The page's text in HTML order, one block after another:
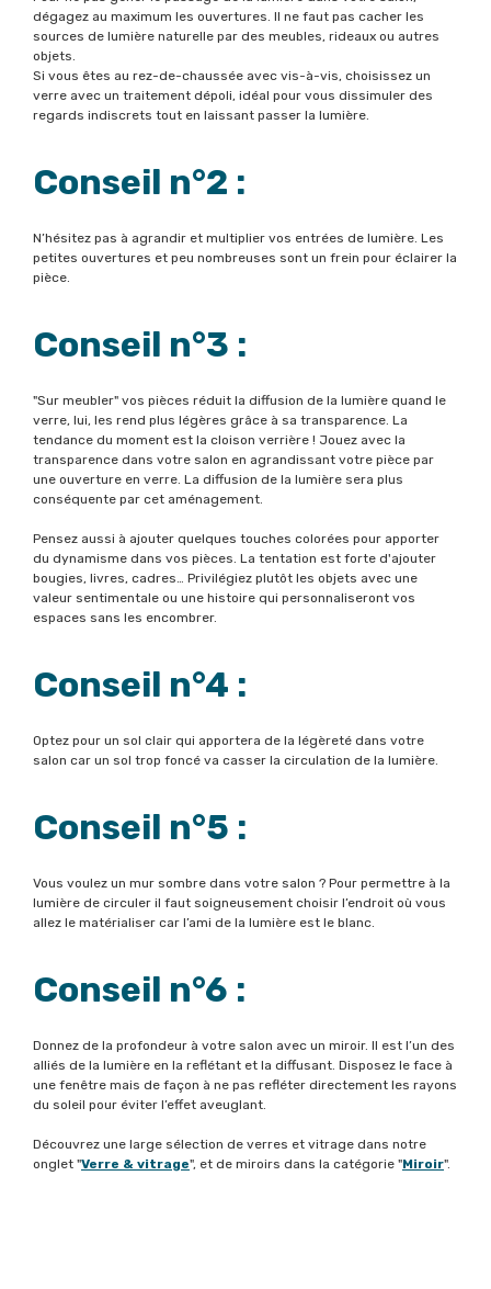
dégagez au maximum les ouvertures. Il ne faut pas cacher les
sources de lumière naturelle par des meubles, rideaux ou autres
objets.
Si vous êtes au rez-de-chaussée avec vis-à-vis, choisissez un
verre avec un traitement dépoli, idéal pour vous dissimuler des
regards indiscrets tout en laissant passer la lumière.
Conseil n°2 :
N’hésitez pas à agrandir et multiplier vos entrées de lumière. Les
petites ouvertures et peu nombreuses sont un frein pour éclairer la
pièce.
Conseil n°3 :
"Sur meubler" vos pièces réduit la diffusion de la lumière quand le
verre, lui, les rend plus légères grâce à sa transparence. La
tendance du moment est la cloison verrière ! Jouez avec la
transparence dans votre salon en agrandissant votre pièce par
une ouverture en verre. La diffusion de la lumière sera plus
conséquente par cet aménagement.
Pensez aussi à ajouter quelques touches colorées pour apporter
du dynamisme dans vos pièces. La tentation est forte d'ajouter
bougies, livres, cadres… Privilégiez plutôt les objets avec une
valeur sentimentale ou une histoire qui personnaliseront vos
espaces sans les encombrer.
Conseil n°4 :
Optez pour un sol clair qui apportera de la légèreté dans votre
salon car un sol trop foncé va casser la circulation de la lumière.
Conseil n°5 :
Vous voulez un mur sombre dans votre salon ? Pour permettre à la
lumière de circuler il faut soigneusement choisir l’endroit où vous
allez le matérialiser car l’ami de la lumière est le blanc.
Conseil n°6 :
Donnez de la profondeur à votre salon avec un miroir. Il est l’un des
alliés de la lumière en la reflétant et la diffusant. Disposez le face à
une fenêtre mais de façon à ne pas refléter directement les rayons
du soleil pour éviter l’effet aveuglant.
Découvrez une large sélection de verres et vitrage dans notre
onglet "Verre & vitrage", et de miroirs dans la catégorie "Miroir".